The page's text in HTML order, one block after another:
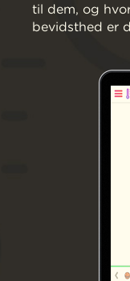
til dem, og
bevidsthed er